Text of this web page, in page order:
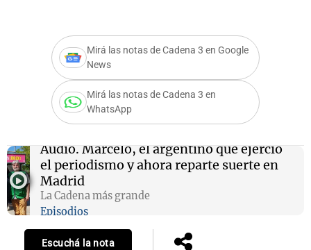
Mirá las notas de Cadena 3 en Google
News
Mirá las notas de Cadena 3 en
WhatsApp
Audio. Marcelo, el argentino que ejerció
el periodismo y ahora reparte suerte en
Madrid
La Cadena más grande
Episodios
Escuchá la nota